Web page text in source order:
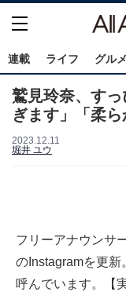
連載 ライフ グルメ
鷲見玲奈、す
ぎます」「柔
2023.12.11
堀井 ユウ
フリーアナウンサ
のInstagramを更
呼んでいます。【